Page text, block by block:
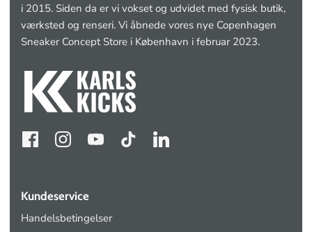
i 2015. Siden da er vi vokset og udvidet med fysisk butik,
værksted og renseri. Vi åbnede vores nye Copenhagen
Sneaker Concept Store i København i februar 2023.
Kundeservice
Handelsbetingelser